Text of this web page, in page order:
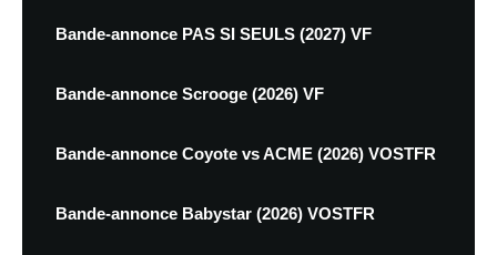
Bande-annonce PAS SI SEULS (2027) VF
Bande-annonce Scrooge (2026) VF
Bande-annonce Coyote vs ACME (2026) VOSTFR
Bande-annonce Babystar (2026) VOSTFR